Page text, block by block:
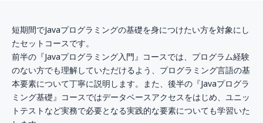
短期間でJavaプログラミングの基礎を身につけたい方を対象にし
たセットコースです。
前半の『Javaプログラミング入門』コースでは、プログラム経験
のない方でも理解していただけるよう、プログラミング言語の基
本要素について丁寧に説明します。また、後半の『Javaプログラ
ミング基礎』コースではデータベースアクセスをはじめ、ユニッ
トテストなど実務で必要となる実践的な要素についても学習いた